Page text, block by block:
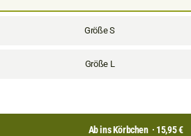
Größe S
Größe L
Ab ins Körbchen · 15,95 €